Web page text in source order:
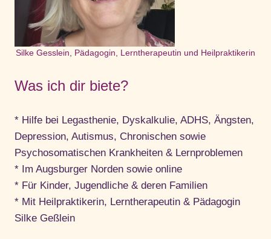
Silke Gesslein, Pädagogin, Lerntherapeutin und Heilpraktikerin
Was ich dir biete?
* Hilfe bei Legasthenie, Dyskalkulie, ADHS, Ängsten,
Depression, Autismus, Chronischen sowie
Psychosomatischen Krankheiten & Lernproblemen
* Im Augsburger Norden sowie online
* Für Kinder, Jugendliche & deren Familien
* Mit Heilpraktikerin, Lerntherapeutin & Pädagogin
Silke Geßlein